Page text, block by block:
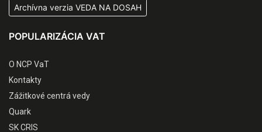
Archívna verzia VEDA NA DOSAH
POPULARIZÁCIA VAT
O NCP VaT
Kontakty
Zážitkové centrá vedy
Quark
SK CRIS